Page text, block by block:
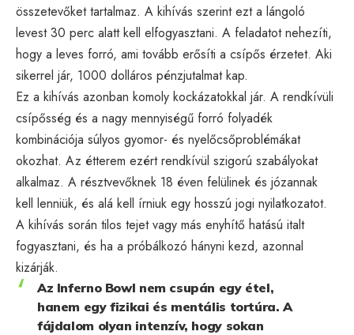
összetevőket tartalmaz. A kihívás szerint ezt a lángoló
levest 30 perc alatt kell elfogyasztani. A feladatot nehezíti,
hogy a leves forró, ami tovább erősíti a csípős érzetet. Aki
sikerrel jár, 1000 dolláros pénzjutalmat kap.
Ez a kihívás azonban komoly kockázatokkal jár. A rendkívüli
csípősség és a nagy mennyiségű forró folyadék
kombinációja súlyos gyomor- és nyelőcsőproblémákat
okozhat. Az étterem ezért rendkívül szigorú szabályokat
alkalmaz. A résztvevőknek 18 éven felülinek és józannak
kell lenniük, és alá kell írniuk egy hosszú jogi nyilatkozatot.
A kihívás során tilos tejet vagy más enyhítő hatású italt
fogyasztani, és ha a próbálkozó hányni kezd, azonnal
kizárják.
Az Inferno Bowl nem csupán egy étel,
hanem egy fizikai és mentális tortúra. A
fájdalom olyan intenzív, hogy sokan